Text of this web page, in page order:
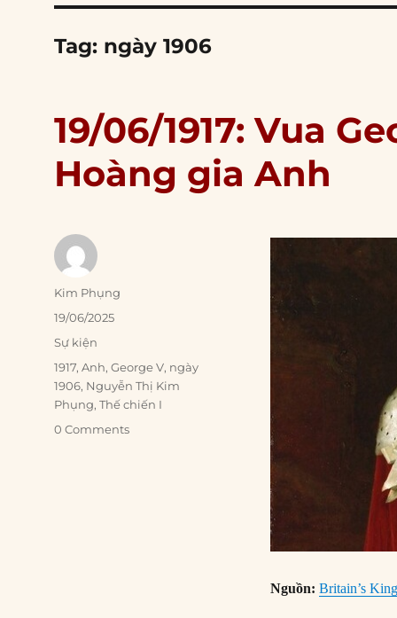
Tag: ngày 1906
19/06/1917: Vua
Hoàng gia Anh
Nguồn:Britain’s
Author
Kim Phụng
Posted
19/06/2025
Categories
Sự kiện
Tags
1917,Anh,George V, ngày
1906, Nguyễn Thị Kim
Phụng,Thế chiến I
0 Comments